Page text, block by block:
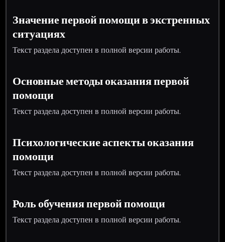
Значение первой помощи в экстренных
ситуациях
Текст раздела доступен в полной версии работы.
Основные методы оказания первой
помощи
Текст раздела доступен в полной версии работы.
Психологические аспекты оказания
помощи
Текст раздела доступен в полной версии работы.
Роль обучения первой помощи
Текст раздела доступен в полной версии работы.